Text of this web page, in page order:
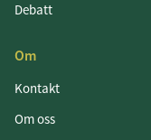
Debatt
Om
Kontakt
Om oss